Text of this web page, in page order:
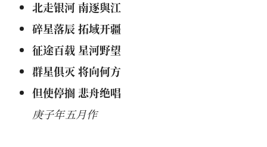
北走银河 南逐與江
碎星落辰 拓域开疆
征途百载 星河野望
群星俱灭 将向何方
但使停搁 悲舟绝唱
庚子年五月作